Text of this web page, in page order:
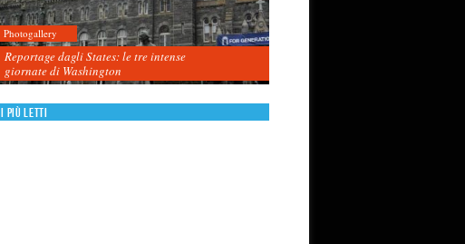
Photogallery
Reportage dagli States: le tre intense
giornate di Washington
I più letti